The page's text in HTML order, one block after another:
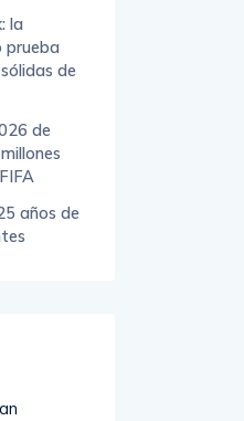
la
prueba
de
de
años de